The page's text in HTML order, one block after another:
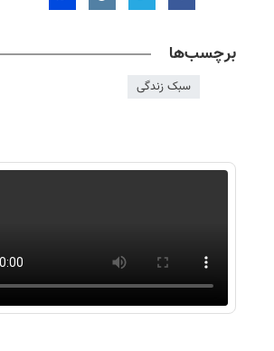
برچسب‌ها
سبک زندگی